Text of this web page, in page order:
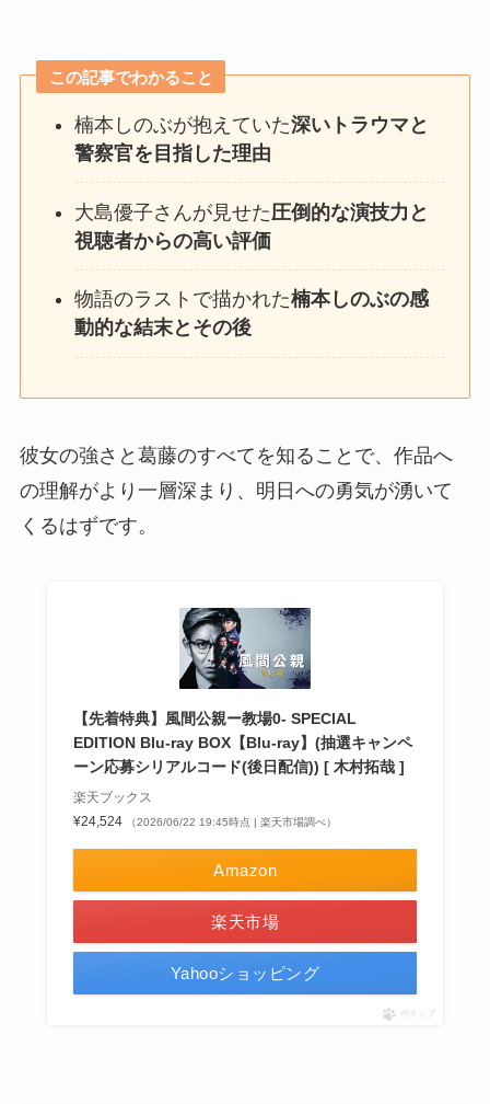
この記事でわかること
楠本しのぶが抱えていた深いトラウマと
警察官を目指した理由
大島優子さんが見せた圧倒的な演技力と
視聴者からの高い評価
物語のラストで描かれた楠本しのぶの感
動的な結末とその後
彼女の強さと葛藤のすべてを知ることで、作品へ
の理解がより一層深まり、明日への勇気が湧いて
くるはずです。
【先着特典】風間公親ー教場0- SPECIAL
EDITION Blu-ray BOX【Blu-ray】(抽選キャンペ
ーン応募シリアルコード(後日配信)) [ 木村拓哉 ]
楽天ブックス
¥24,524
（2026/06/22 19:45時点 | 楽天市場調べ）
Amazon
楽天市場
Yahooショッピング
ポチップ